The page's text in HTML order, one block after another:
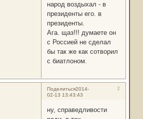
народ воздыхал - в
президенты его. в
президенты.
Ага. щаз!!! думаете он
с Россией не сделал
бы так же как сотворил
с биатлоном.
Поделиться 2
2014-
02-13 13:43:43
ну, справедливости